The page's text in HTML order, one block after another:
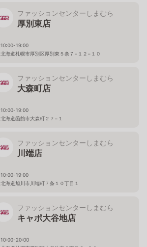
ファッションセンターしまむら
厚別東店
10:00-19:00
北海道札幌市厚別区厚別東５条７−１２−１０
ファッションセンターしまむら
大森町店
10:00-19:00
北海道函館市大森町２７−１
ファッションセンターしまむら
川端店
10:00-19:00
北海道旭川市川端町７条１０丁目１
ファッションセンターしまむら
キャポ大谷地店
10:00-20:00